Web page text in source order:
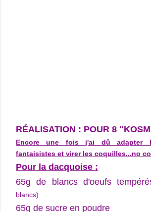
RÉALISATION : POUR 8
Encore une fois j'ai dû adapter
fantaisistes et virer les coquilles...no
Pour la dacquoise :
65g de blancs d'oeufs
blancs)
65g de sucre en poudre